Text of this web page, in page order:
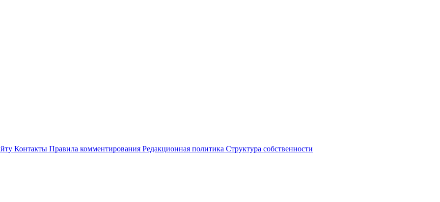
Контакты Правила комментирования Редакционная политика Структура собственности